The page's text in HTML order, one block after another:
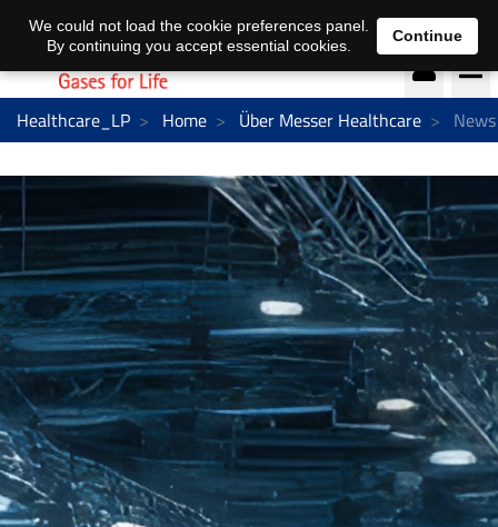
DE EN
Healthcare_LP Home Über Messer Healthcare News
We could not load the cookie preferences panel.
By continuing you accept essential cookies.
Continue